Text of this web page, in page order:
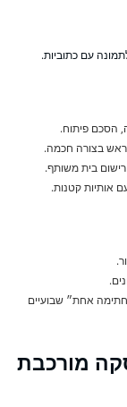
עם כתוביות.
פיתוח.
בצורה חכמה.
בית משותף.
קטנות.
אחת״ שבועיים
מורכבת